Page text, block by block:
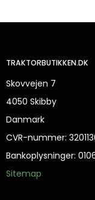
TRAKTORBUTIKKEN.DK
Skovvejen 7
4050 Skibby
Danmark
CVR-nummer:
Bankoplysninger:
Sitemap